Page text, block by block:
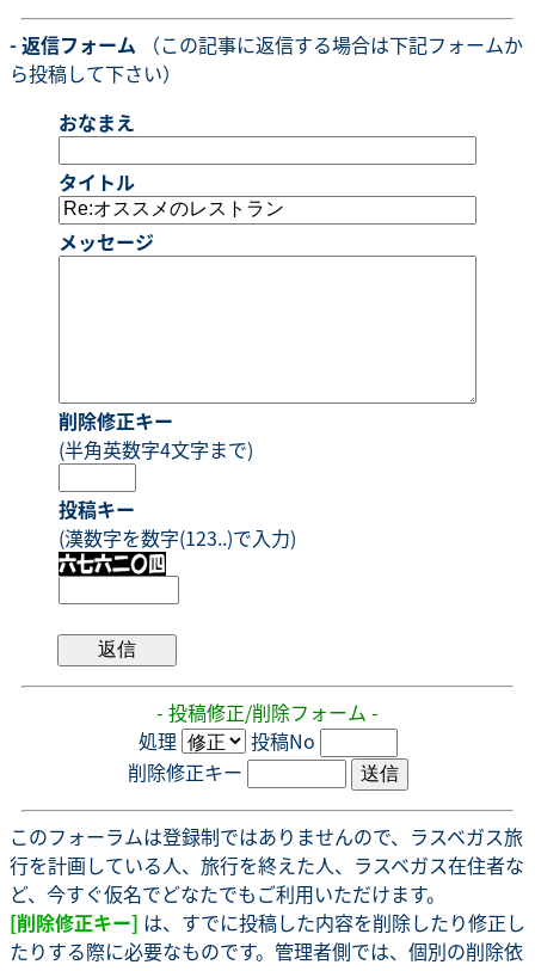
- 返信フォーム （この記事に返信する場合は下記フォームか
ら投稿して下さい）
おなまえ
タイトル
メッセージ
削除修正キー
(半角英数字4文字まで)
投稿キー
(漢数字を数字(123..)で入力)
- 投稿修正/削除フォーム -
処理
投稿No
削除修正キー
このフォーラムは登録制ではありませんので、ラスベガス旅
行を計画している人、旅行を終えた人、ラスベガス在住者な
ど、今すぐ仮名でどなたでもご利用いただけます。
[削除修正キー] は、すでに投稿した内容を削除したり修正し
たりする際に必要なものです。管理者側では、個別の削除依